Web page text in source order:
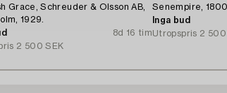
Grace, Schreuder & Olsson AB,
1929.
8d 16 tim
2 500 SEK
Senempire,
Inga bud
Utropspris 2 500